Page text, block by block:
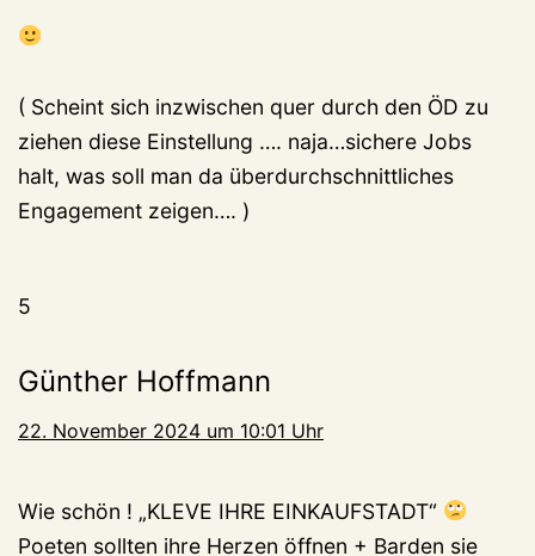
( Scheint sich inzwischen quer durch den ÖD zu
ziehen diese Einstellung …. naja…sichere Jobs
halt, was soll man da überdurchschnittliches
Engagement zeigen…. )
5
Günther Hoffmann
22. November 2024 um 10:01 Uhr
Wie schön ! „KLEVE IHRE EINKAUFSTADT“
Poeten sollten ihre Herzen öffnen + Barden sie